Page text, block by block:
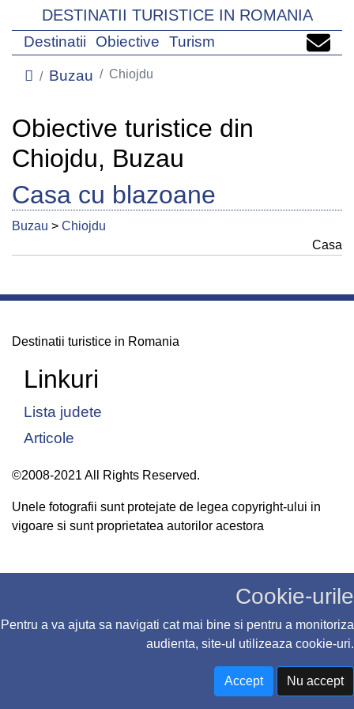
Cookie-urile
Pentru a va ajuta sa navigati cat mai bine si pentru a monitoriza
audienta, site-ul utilizeaza cookie-uri.
Accept Nu accept
DESTINATII TURISTICE IN ROMANIA
Destinatii Obiective Turism
Buzau Chiojdu
Obiective turistice din
Chiojdu, Buzau
Casa cu blazoane
Buzau > Chiojdu
Casa
Destinatii turistice in Romania
Linkuri
Lista judete
Articole
©2008-2021 All Rights Reserved.
Unele fotografii sunt protejate de legea copyright-ului in
vigoare si sunt proprietatea autorilor acestora